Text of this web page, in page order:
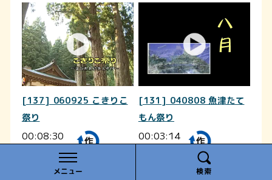
メニュー 検索
[137] 060925 こきりこ
祭り
00:08:30
再生回数：257
[131] 040808 魚津たて
もん祭り
00:03:14